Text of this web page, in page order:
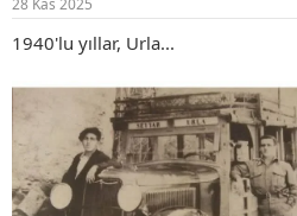
:
1940'lu yıllar, Urla...